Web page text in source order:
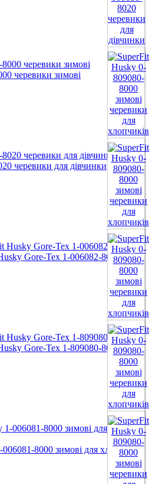
Все цвета
Все цвета
черевики зимові
Все цвета
черевики для дівчинки
Все цвета
Gore-Tex 1-006082-8020
Gore-Tex 1-809080-8020
8000 зимові для хлопчиків